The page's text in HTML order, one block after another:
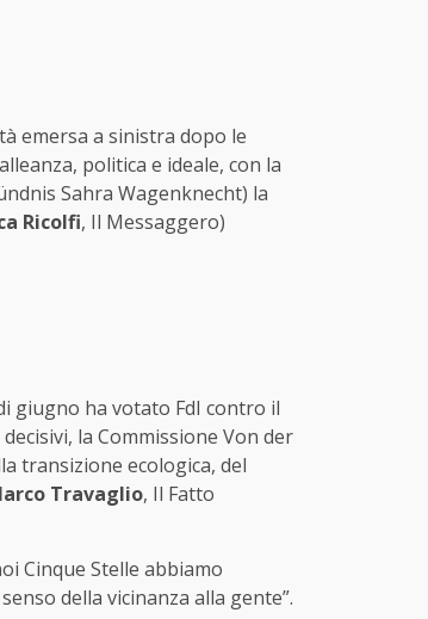
emersa a sinistra dopo le
politica e ideale, con la
Sahra Wagenknecht) la
Ricolfi, Il Messaggero)
giugno ha votato FdI contro il
la Commissione Von der
transizione ecologica, del
Travaglio, Il Fatto
Cinque Stelle abbiamo
della vicinanza alla gente”.